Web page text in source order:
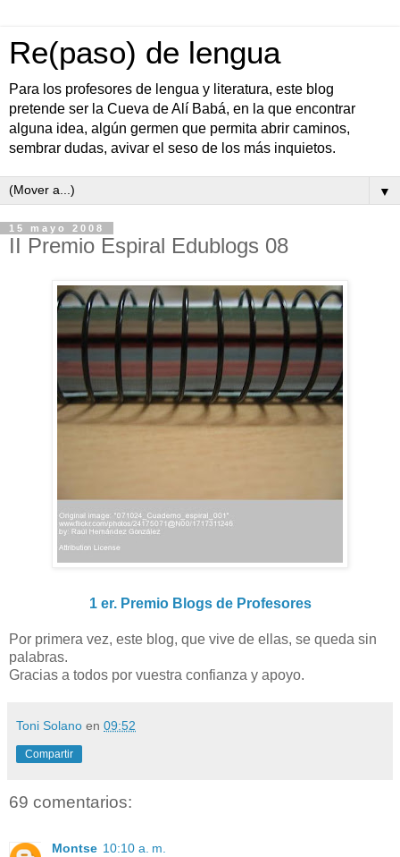
Re(paso) de lengua
Para los profesores de lengua y literatura, este blog
pretende ser la Cueva de Alí Babá, en la que encontrar
alguna idea, algún germen que permita abrir caminos,
sembrar dudas, avivar el seso de los más inquietos.
▼
15 mayo 2008
II Premio Espiral Edublogs 08
1 er. Premio Blogs de Profesores
Por primera vez, este blog, que vive de ellas, se queda sin
palabras.
Gracias a todos por vuestra confianza y apoyo.
Toni Solano en 09:52
Compartir
69 comentarios:
Montse 10:10 a. m.